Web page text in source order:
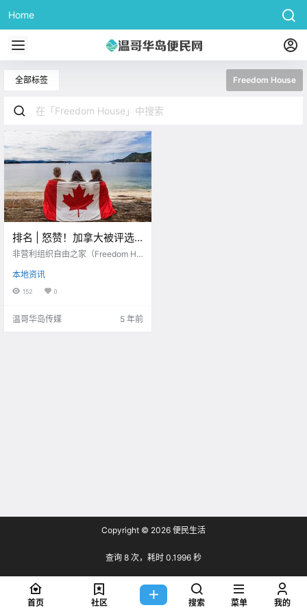
Home
全部标签 Freedom House
排名 | 怒赞！加拿大被评选
为世界上最自由的国家之
非营利组织自由之家（Freedom Ho
民自由进行了全球自由度调查评
估，在最新发布的报告中，加拿大
本地资讯
152 0
温哥华岛传媒 5 年前
Copyright © 2026 便民生活
查询 8 次，耗时 0.1996 秒
首页 社区 搜索 菜单 我的